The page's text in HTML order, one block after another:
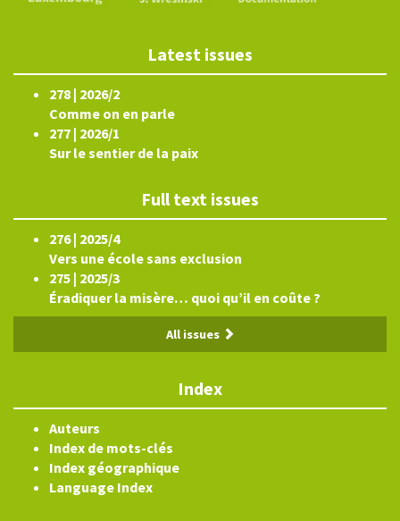
Latest issues
278 | 2026/2
Comme on en parle
277 | 2026/1
Sur le sentier de la paix
Full text issues
276 | 2025/4
Vers une école sans exclusion
275 | 2025/3
Éradiquer la misère… quoi qu’il en coûte ?
All issues
Index
Auteurs
Index de mots-clés
Index géographique
Language Index